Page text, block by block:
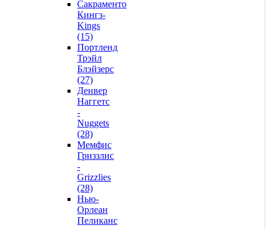
Сакраменто
Кингз-
Kings
(15)
Портленд
Трэйл
Блэйзерс
(27)
Денвер
Наггетс
-
Nuggets
(28)
Мемфис
Гриззлис
-
Grizzlies
(28)
Нью-
Орлеан
Пеликанс